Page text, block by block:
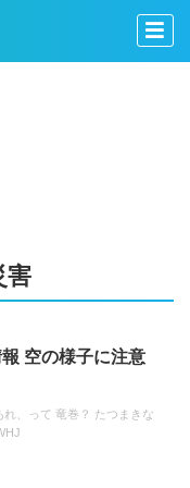
害
空の様子に注意
、って 竜巻？ たつまきな